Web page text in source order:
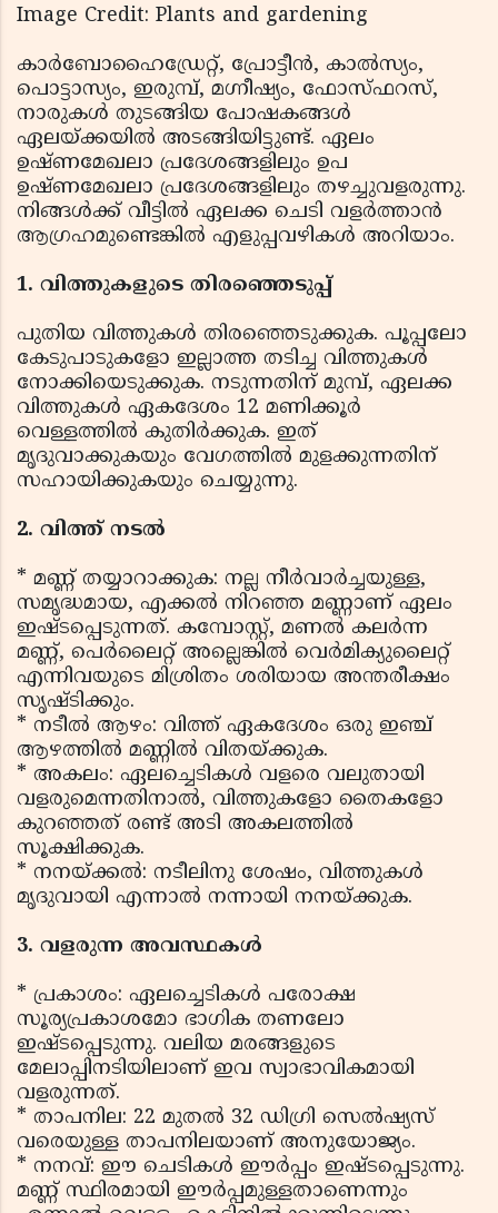
Image Credit: Plants and gardening
കാർബോഹൈഡ്രേറ്റ്, പ്രോട്ടീൻ, കാൽസ്യം,
പൊട്ടാസ്യം, ഇരുമ്പ്, മഗ്നീഷ്യം, ഫോസ്ഫറസ്,
നാരുകൾ തുടങ്ങിയ പോഷകങ്ങൾ
ഏലയ്ക്കയിൽ അടങ്ങിയിട്ടുണ്ട്. ഏലം
ഉഷ്ണമേഖലാ പ്രദേശങ്ങളിലും ഉപ
ഉഷ്ണമേഖലാ പ്രദേശങ്ങളിലും തഴച്ചുവളരുന്നു.
നിങ്ങൾക്ക് വീട്ടിൽ ഏലക്ക ചെടി വളർത്താൻ
ആഗ്രഹമുണ്ടെങ്കിൽ എളുപ്പവഴികൾ അറിയാം.
1. വിത്തുകളുടെ തിരഞ്ഞെടുപ്പ്
പുതിയ വിത്തുകൾ തിരഞ്ഞെടുക്കുക. പൂപ്പലോ
കേടുപാടുകളോ ഇല്ലാത്ത തടിച്ച വിത്തുകൾ
നോക്കിയെടുക്കുക. നടുന്നതിന് മുമ്പ്, ഏലക്ക
വിത്തുകൾ ഏകദേശം 12 മണിക്കൂർ
വെള്ളത്തിൽ കുതിർക്കുക. ഇത്
മൃദുവാക്കുകയും വേഗത്തിൽ മുളക്കുന്നതിന്
സഹായിക്കുകയും ചെയ്യുന്നു.
2. വിത്ത് നടൽ
* മണ്ണ് തയ്യാറാക്കുക: നല്ല നീർവാർച്ചയുള്ള,
സമൃദ്ധമായ, എക്കൽ നിറഞ്ഞ മണ്ണാണ് ഏലം
ഇഷ്ടപ്പെടുന്നത്. കമ്പോസ്റ്റ്, മണൽ കലർന്ന
മണ്ണ്, പെർലൈറ്റ് അല്ലെങ്കിൽ വെർമിക്യുലൈറ്റ്
എന്നിവയുടെ മിശ്രിതം ശരിയായ അന്തരീക്ഷം
സൃഷ്ടിക്കും.
* നടീൽ ആഴം: വിത്ത് ഏകദേശം ഒരു ഇഞ്ച്
ആഴത്തിൽ മണ്ണിൽ വിതയ്ക്കുക.
* അകലം: ഏലച്ചെടികൾ വളരെ വലുതായി
വളരുമെന്നതിനാൽ, വിത്തുകളോ തൈകളോ
കുറഞ്ഞത് രണ്ട് അടി അകലത്തിൽ
സൂക്ഷിക്കുക.
* നനയ്ക്കൽ: നടീലിനു ശേഷം, വിത്തുകൾ
മൃദുവായി എന്നാൽ നന്നായി നനയ്ക്കുക.
3. വളരുന്ന അവസ്ഥകൾ
* പ്രകാശം: ഏലച്ചെടികൾ പരോക്ഷ
സൂര്യപ്രകാശമോ ഭാഗിക തണലോ
ഇഷ്ടപ്പെടുന്നു. വലിയ മരങ്ങളുടെ
മേലാപ്പിനടിയിലാണ് ഇവ സ്വാഭാവികമായി
വളരുന്നത്.
* താപനില: 22 മുതൽ 32 ഡിഗ്രി സെൽഷ്യസ്
വരെയുള്ള താപനിലയാണ് അനുയോജ്യം.
* നനവ്: ഈ ചെടികൾ ഈർപ്പം ഇഷ്ടപ്പെടുന്നു.
മണ്ണ് സ്ഥിരമായി ഈർപ്പമുള്ളതാണെന്നും